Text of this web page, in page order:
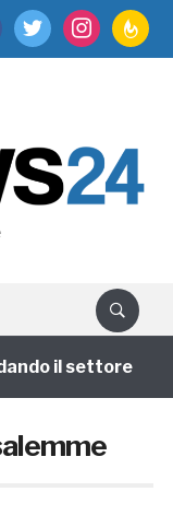
twitter instagram
il settore